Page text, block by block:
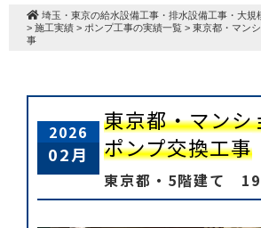
埼玉・東京の給水設備工事・排水設備工事・大規
> 施工実績 > ポンプ工事の実績一覧 > 東京都・マン
事
2026
02月
東京都・マンシ
ポンプ交換工事
東京都・5階建て 19